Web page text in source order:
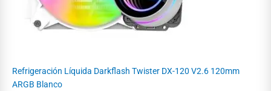
Refrigeración Líquida Darkflash Twister DX-120 V2.6 120mm
ARGB Blanco